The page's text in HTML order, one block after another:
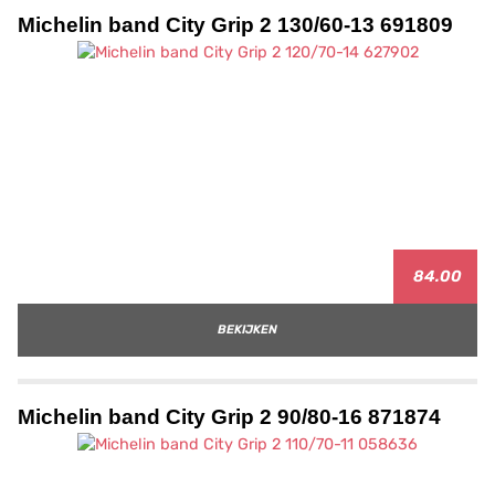
Michelin band City Grip 2 130/60-13 691809
84.00
BEKIJKEN
Michelin band City Grip 2 90/80-16 871874